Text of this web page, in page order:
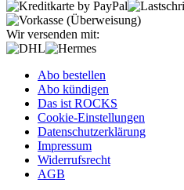
Wir versenden mit:
Abo bestellen
Abo kündigen
Das ist ROCKS
Cookie-Einstellungen
Datenschutzerklärung
Impressum
Widerrufsrecht
AGB